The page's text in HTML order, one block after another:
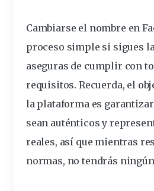
Cambiarse el nombre en
proceso simple si sigues
aseguras de cumplir con
requisitos. Recuerda, el
la plataforma es
sean auténticos y
reales, así que mientras
normas, no tendrás